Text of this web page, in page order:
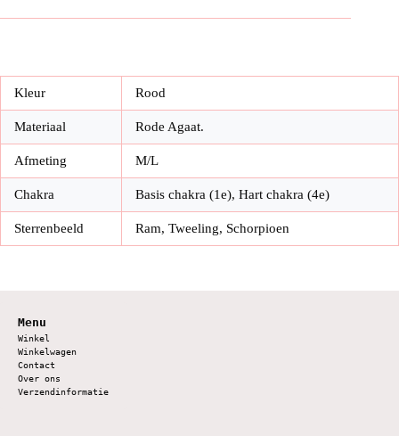
Kleur Rood
Materiaal Rode Agaat.
Afmeting M/L
Chakra Basis chakra (1e), Hart chakra (4e)
Sterrenbeeld Ram, Tweeling, Schorpioen
Menu
Winkel
Winkelwagen
Contact
Over ons
Verzendinformatie